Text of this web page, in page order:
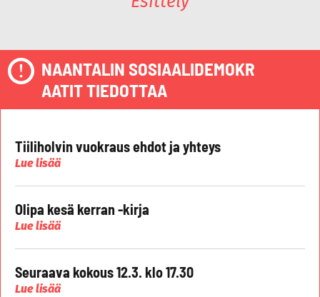
NAANTALIN SOSIAALIDEMOKR
AATIT TIEDOTTAA
Tiiliholvin vuokraus ehdot ja yhteys
Lue lisää
Olipa kesä kerran -kirja
Lue lisää
Seuraava kokous 12.3. klo 17.30
Lue lisää